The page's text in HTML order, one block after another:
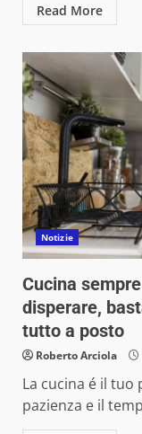
Read More
Notizie
Cucina
disperare,
tutto a posto
Roberto Arciola
La cucina é il
pazienza e il